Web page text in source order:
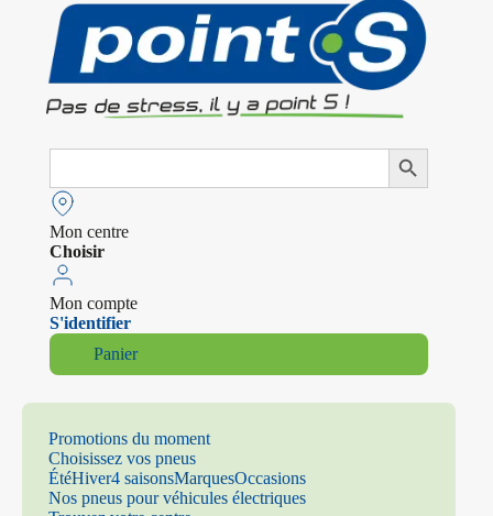
Search
Search Button
Mon centre
Choisir
Mon compte
S'identifier
Panier
Promotions du moment
Choisissez vos pneus
ÉtéHiver4 saisonsMarquesOccasions
Nos pneus pour véhicules électriques